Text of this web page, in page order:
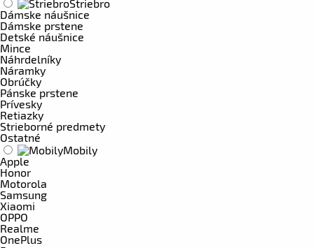
Striebro
Dámske náušnice
Dámske prstene
Detské náušnice
Mince
Náhrdelníky
Náramky
Obrúčky
Pánske prstene
Prívesky
Retiazky
Strieborné predmety
Ostatné
Mobily
Apple
Honor
Motorola
Samsung
Xiaomi
OPPO
Realme
OnePlus